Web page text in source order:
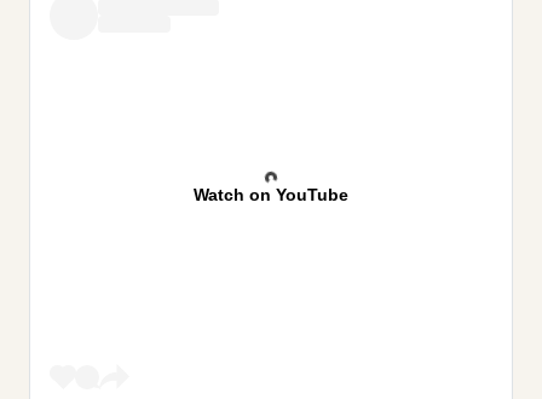
Watch on YouTube